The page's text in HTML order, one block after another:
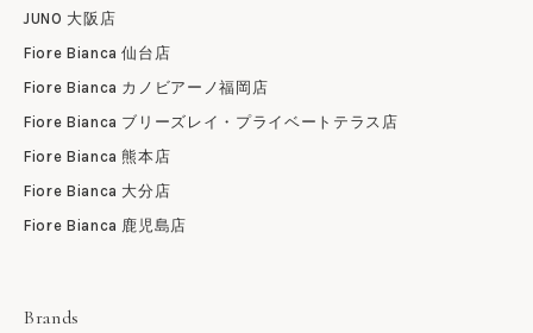
JUNO 大阪店
Fiore Bianca 仙台店
Fiore Bianca カノビアーノ福岡店
Fiore Bianca ブリーズレイ・プライベートテラス店
Fiore Bianca 熊本店
Fiore Bianca 大分店
Fiore Bianca 鹿児島店
Brands